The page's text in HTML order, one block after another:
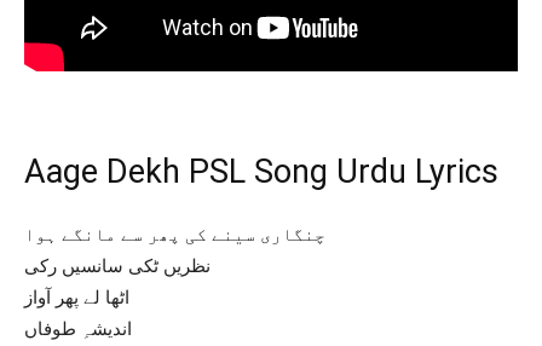
Aage Dekh PSL Song Urdu Lyrics
چنگاری سینے کی پھر سے مانگے ہوا
نظریں ٹکی سانسیں رکی
اٹھا لے پھر آواز
اندیشہِ طوفاں